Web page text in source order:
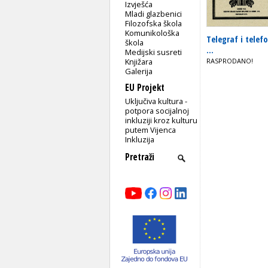
Izvješća
Mladi glazbenici
Filozofska škola
Komunikološka
škola
Medijski susreti
Knjižara
Galerija
EU Projekt
Uključiva kultura -
potpora socijalnoj
inkluziji kroz kulturu
putem Vijenca
Inkluzija
Telegraf i
...
RASPRODANO!